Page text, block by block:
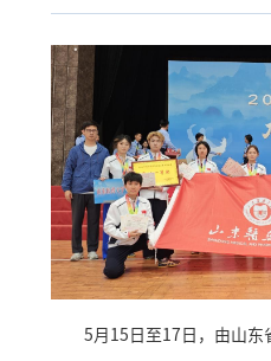
5月15日至17日，由山东